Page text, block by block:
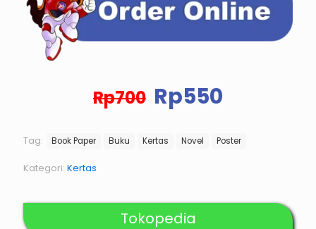
Rp700 Harga
aslinya
Rp700.
Rp550
adalah:
Rp550.
Tag: Book Paper Buku Kertas Novel Poster
Kategori: Kertas
Tokopedia